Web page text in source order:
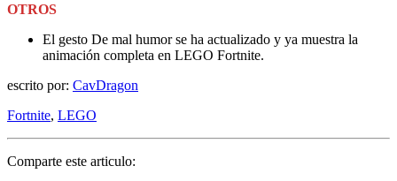
OTROS
El gesto De mal humor se ha actualizado y ya muestra la
animación completa en LEGO Fortnite.
escrito por: CavDragon
Fortnite, LEGO
Comparte este articulo: